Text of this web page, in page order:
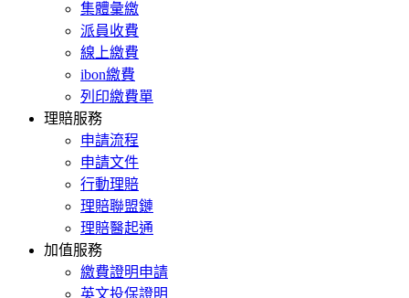
集體彙繳
派員收費
線上繳費
ibon繳費
列印繳費單
理賠服務
申請流程
申請文件
行動理賠
理賠聯盟鏈
理賠醫起通
加值服務
繳費證明申請
英文投保證明